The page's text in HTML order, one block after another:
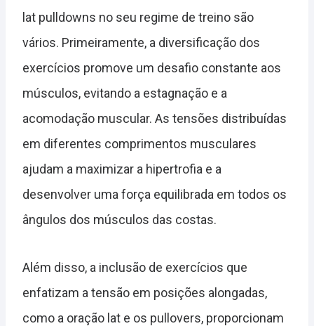
lat pulldowns no seu regime de treino são
vários. Primeiramente, a diversificação dos
exercícios promove um desafio constante aos
músculos, evitando a estagnação e a
acomodação muscular. As tensões distribuídas
em diferentes comprimentos musculares
ajudam a maximizar a hipertrofia e a
desenvolver uma força equilibrada em todos os
ângulos dos músculos das costas.
Além disso, a inclusão de exercícios que
enfatizam a tensão em posições alongadas,
como a oração lat e os pullovers, proporcionam